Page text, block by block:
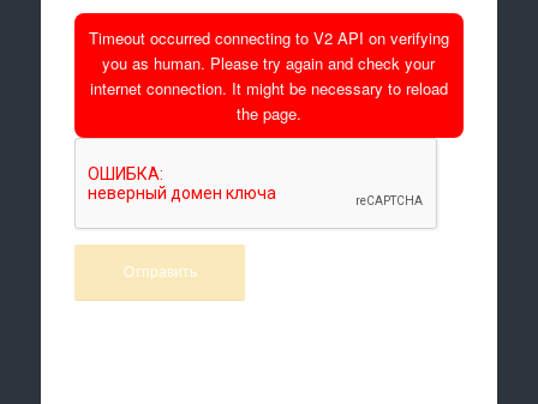
Timeout occurred connecting to V2 API on verifying
you as human. Please try again and check your
internet connection. It might be necessary to reload
the page.